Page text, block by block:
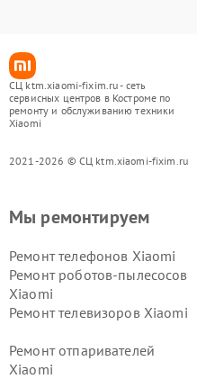
СЦ ktm.xiaomi-fixim.ru - сеть
сервисных центров в Костроме по
ремонту и обслуживанию техники
Xiaomi
2021-2026 © СЦ ktm.xiaomi-fixim.ru
Мы ремонтируем
Ремонт телефонов Xiaomi
Ремонт роботов-пылесосов
Xiaomi
Ремонт телевизоров Xiaomi
Ремонт отпаривателей
Xiaomi